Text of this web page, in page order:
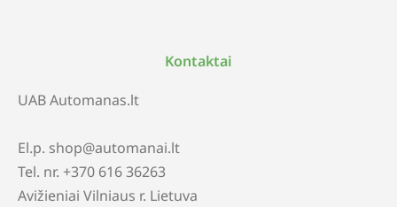
Kontaktai
UAB Automanas.lt
El.p. shop@automanai.lt
Tel. nr. +370 616 36263
Avižieniai Vilniaus r. Lietuva